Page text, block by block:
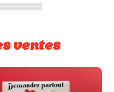
ventes